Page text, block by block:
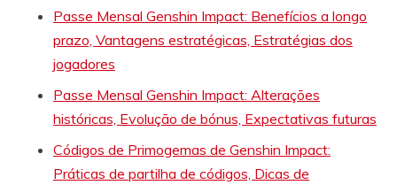
Passe Mensal Genshin Impact: Benefícios a longo
prazo, Vantagens estratégicas, Estratégias dos
jogadores
Passe Mensal Genshin Impact: Alterações
históricas, Evolução de bónus, Expectativas futuras
Códigos de Primogemas de Genshin Impact:
Práticas de partilha de códigos, Dicas de